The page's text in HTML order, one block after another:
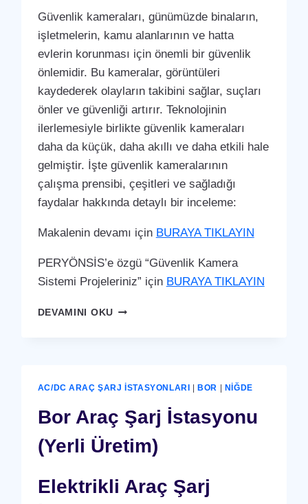
Güvenlik kameraları, günümüzde binaların,
işletmelerin, kamu alanlarının ve hatta
evlerin korunması için önemli bir güvenlik
önlemidir. Bu kameralar, görüntüleri
kaydederek olayların takibini sağlar, suçları
önler ve güvenliği artırır. Teknolojinin
ilerlemesiyle birlikte güvenlik kameraları
daha da küçük, daha akıllı ve daha etkili hale
gelmiştir. İşte güvenlik kameralarının
çalışma prensibi, çeşitleri ve sağladığı
faydalar hakkında detaylı bir inceleme:
Makalenin devamı için BURAYA TIKLAYIN
PERYÖNSİS’e özgü “Güvenlik Kamera
Sistemi Projeleriniz” için BURAYA TIKLAYIN
DEVAMINI OKUBOR
AC/DC ARAÇ ŞARJ İSTASYONLARI BOR NIĞDE
Bor Araç Şarj İstasyonu
(Yerli Üretim)
Elektrikli Araç Şarj